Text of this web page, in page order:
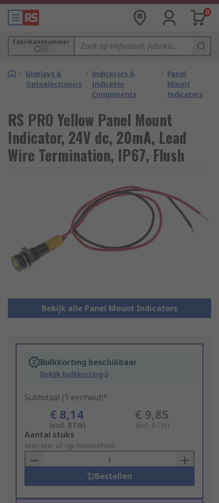
0
Fabrikantnummer
/ Displays &
Optoelectronics
/ Indicators &
Indicator
Components
/ Panel
Mount
Indicators
RS PRO Yellow Panel Mount
Indicator, 24V dc, 20mA, Lead
Wire Termination, IP67, Flush
Bekijk alle Panel Mount Indicators
Bulkkorting beschikbaar
Bekijk bulkkorting
Subtotaal (1 eenheid)*
€ 8,14
(excl. BTW)
€ 9,85
(incl. BTW)
Add
to
Basket
Aantal stuks
selecteer of typ hoeveelheid
Bestellen